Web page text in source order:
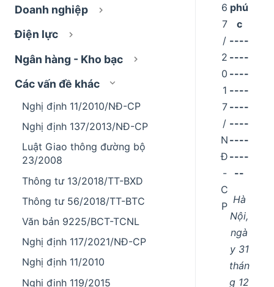
Doanh nghiệp
Điện lực
Ngân hàng - Kho bạc
Các vấn đề khác
Nghị định 11/2010/NĐ-CP
Nghị định 137/2013/NĐ-CP
Luật Giao thông đường bộ
23/2008
Thông tư 13/2018/TT-BXD
Thông tư 56/2018/TT-BTC
Văn bản 9225/BCT-TCNL
Nghị định 117/2021/NĐ-CP
Nghị định 11/2010
Nghị định 119/2015
6
7
/
2
0
1
7
/
N
Đ
-
C
P
phú
c
----
----
----
----
----
----
----
----
--
Hà
Nội,
ngà
y 31
thán
g 12